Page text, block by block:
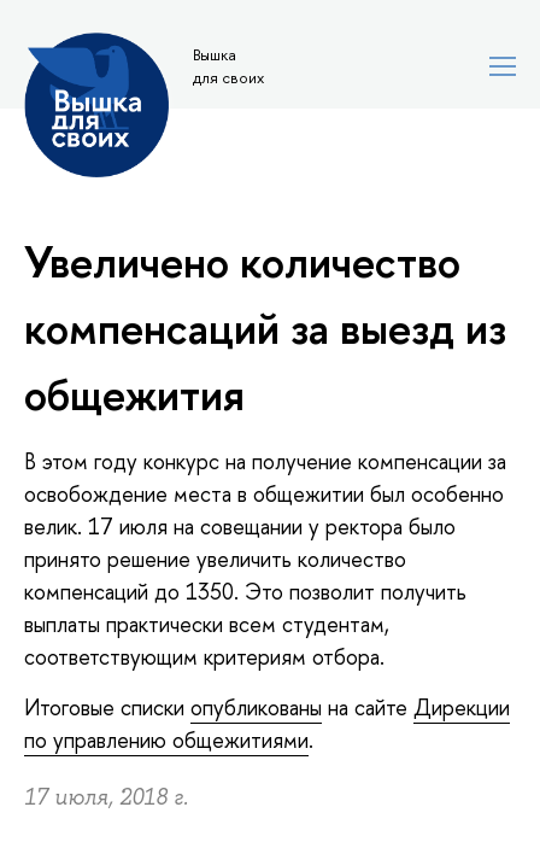
Вышка
для своих
Увеличено количество
компенсаций за выезд из
общежития
В этом году конкурс на получение компенсации за
освобождение места в общежитии был особенно
велик. 17 июля на совещании у ректора было
принято решение увеличить количество
компенсаций до 1350. Это позволит получить
выплаты практически всем студентам,
соответствующим критериям отбора.
Итоговые списки опубликованы на сайте Дирекции
по управлению общежитиями.
17 июля, 2018 г.